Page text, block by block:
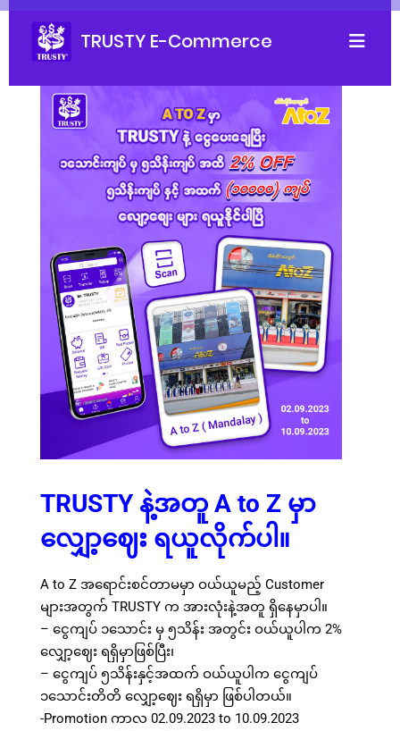
TRUSTY E-Commerce
TRUSTY နဲ့အတူ A to Z မှာ
လျှော့ဈေး ရယူလိုက်ပါ။
A to Z အရောင်းစင်တာမမှာ ဝယ်ယူမည့် Customer
များအတွက် TRUSTY က အားလုံးနဲ့အတူ ရှိနေမှာပါ။
– ငွေကျပ် ၁သောင်း မှ ၅သိန်း အတွင်း ဝယ်ယူပါက 2%
လျှော့ဈေး ရရှိမှာဖြစ်ပြီး၊
– ငွေကျပ် ၅သိန်းနှင့်အထက် ဝယ်ယူပါက ငွေကျပ်
၁သောင်းတိတိ လျှော့ဈေး ရရှိမှာ ဖြစ်ပါတယ်။
-Promotion ကာလ 02.09.2023 to 10.09.2023